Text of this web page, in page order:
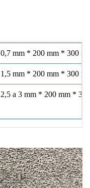
0,7 mm * 200 mm * 300
1,5 mm * 200 mm * 300
2,5 a 3 mm * 200 mm *